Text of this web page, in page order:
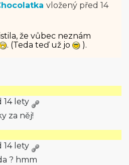
vložený před 14
že vůbec neznám
. (Teda teď už jo ).
14 lety
za něj!
14 lety
? hmm